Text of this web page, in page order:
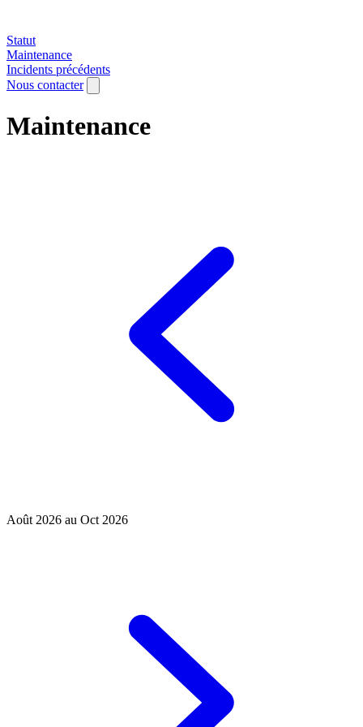
Statut
Maintenance
Incidents précédents
Nous contacter
Maintenance
Août 2026 au Oct 2026